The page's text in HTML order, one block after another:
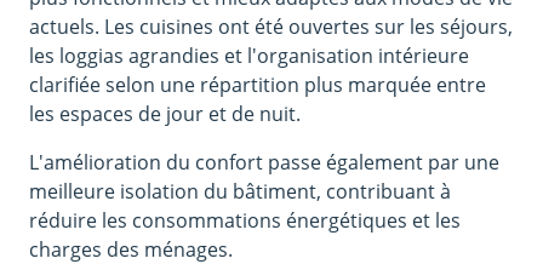
actuels. Les cuisines ont été ouvertes sur les séjours,
les loggias agrandies et l'organisation intérieure
clarifiée selon une répartition plus marquée entre
les espaces de jour et de nuit.
L'amélioration du confort passe également par une
meilleure isolation du bâtiment, contribuant à
réduire les consommations énergétiques et les
charges des ménages.